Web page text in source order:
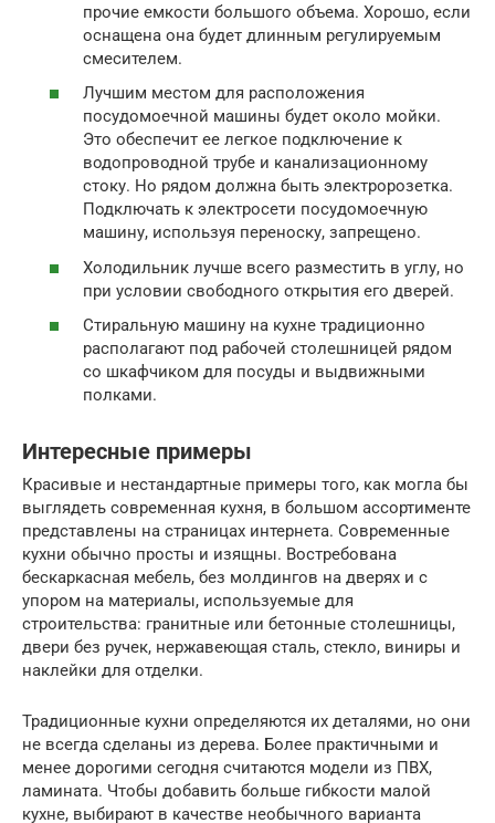
прочие емкости большого объема. Хорошо, если
оснащена она будет длинным регулируемым
смесителем.
Лучшим местом для расположения
посудомоечной машины будет около мойки.
Это обеспечит ее легкое подключение к
водопроводной трубе и канализационному
стоку. Но рядом должна быть электророзетка.
Подключать к электросети посудомоечную
машину, используя переноску, запрещено.
Холодильник лучше всего разместить в углу, но
при условии свободного открытия его дверей.
Стиральную машину на кухне традиционно
располагают под рабочей столешницей рядом
со шкафчиком для посуды и выдвижными
полками.
Интересные примеры
Красивые и нестандартные примеры того, как могла бы
выглядеть современная кухня, в большом ассортименте
представлены на страницах интернета. Современные
кухни обычно просты и изящны. Востребована
бескаркасная мебель, без молдингов на дверях и с
упором на материалы, используемые для
строительства: гранитные или бетонные столешницы,
двери без ручек, нержавеющая сталь, стекло, виниры и
наклейки для отделки.
Традиционные кухни определяются их деталями, но они
не всегда сделаны из дерева. Более практичными и
менее дорогими сегодня считаются модели из ПВХ,
ламината. Чтобы добавить больше гибкости малой
кухне, выбирают в качестве необычного варианта